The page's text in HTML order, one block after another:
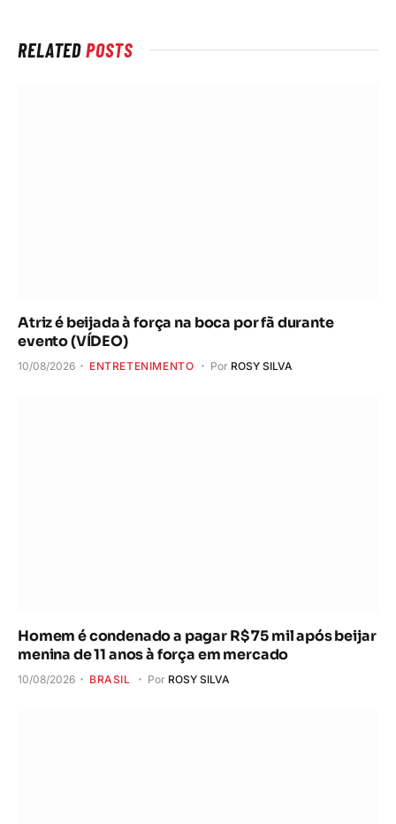
RELATEDPOSTS
Atriz é beijada à força na boca por fã durante
evento (VÍDEO)
10/08/2026 ENTRETENIMENTO Por ROSY SILVA
Homem é condenado a pagar R$ 75 mil após beijar
menina de 11 anos à força em mercado
10/08/2026 BRASIL Por ROSY SILVA